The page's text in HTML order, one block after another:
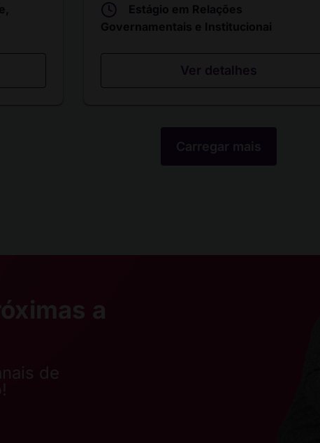
Estágio em Relações
Governamentais e Institucionai
Ver detalhes
Carregar mais
a
de